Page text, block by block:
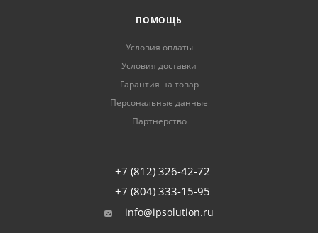
ПОМОЩЬ
Условия оплаты
Условия доставки
Гарантия на товар
Персональные данные
Партнерство
+7 (812) 326-42-72
+7 (804) 333-15-95
info@ipsolution.ru